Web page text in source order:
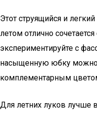
Этот струящийся и
летом отлично
экспериментируйте с
насыщенную юбку
комплементарным
Для летних луков лучше